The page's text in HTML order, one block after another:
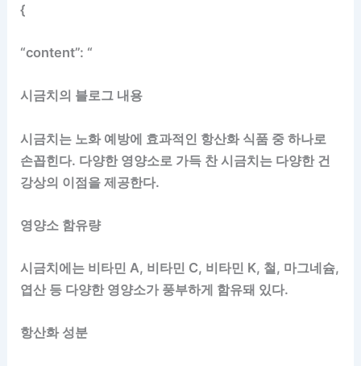
{
“content”: “
시금치의 블로그 내용
시금치는 노화 예방에 효과적인 항산화 식품 중 하나로
손꼽힌다. 다양한 영양소로 가득 찬 시금치는 다양한 건
강상의 이점을 제공한다.
영양소 함유량
시금치에는 비타민 A, 비타민 C, 비타민 K, 철, 마그네슘,
엽산 등 다양한 영양소가 풍부하게 함유돼 있다.
항산화 성분